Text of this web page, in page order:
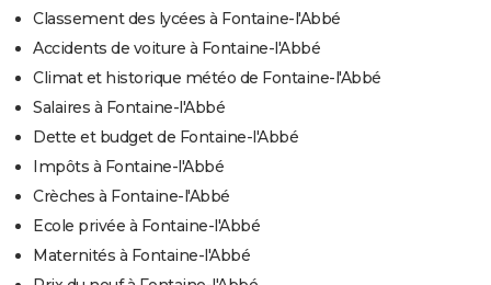
Classement des lycées à Fontaine-l'Abbé
Accidents de voiture à Fontaine-l'Abbé
Climat et historique météo de Fontaine-l'Abbé
Salaires à Fontaine-l'Abbé
Dette et budget de Fontaine-l'Abbé
Impôts à Fontaine-l'Abbé
Crèches à Fontaine-l'Abbé
Ecole privée à Fontaine-l'Abbé
Maternités à Fontaine-l'Abbé